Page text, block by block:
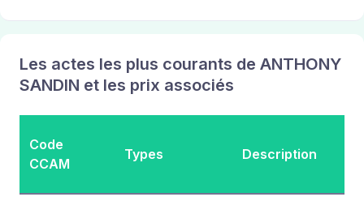
Les actes les plus courants de ANTHONY
SANDIN et les prix associés
Code
CCAM
Types Description